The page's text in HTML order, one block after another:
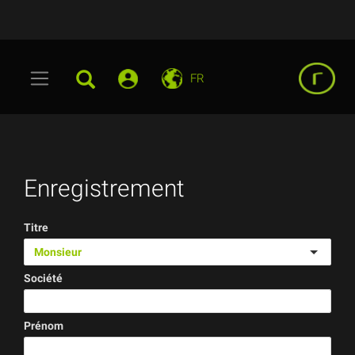
FR
Enregistrement
Titre
Monsieur
(error)
Société
(error)
Prénom